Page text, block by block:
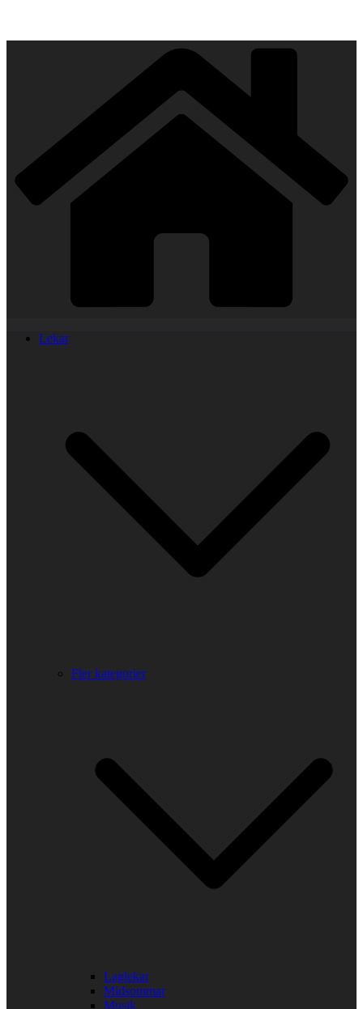
Lekar
Fler kategorier
Laglekar
Midsommar
Musik